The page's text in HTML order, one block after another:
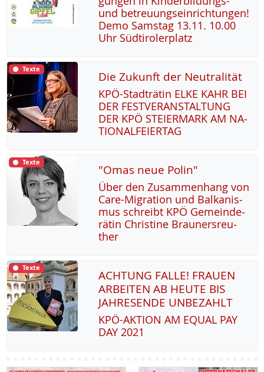
und be­t­reu­ung­s­ein­rich­tun­gen!
De­mo Sams­tag 13.11. 10.00
Uhr Süd­t­i­ro­ler­platz
Texte Die Zukunft der Neutralität
KPÖ-Stadträ­tin EL­KE KAHR BEI
DER FEST­VER­AN­STAL­TUNG
DER KPÖ STEI­ER­MARK AM NA­
TIO­NAL­FEI­ER­TAG
Texte "Omas neue Polin"
Über den Zu­sam­men­hang von
Ca­re-Mi­g­ra­ti­on und Bal­ka­nis­
mus sch­reibt KPÖ Ge­mein­de­
rä­tin Chris­ti­ne Brau­n­ers­reu­
ther
Texte
ACHTUNG FALLE! FRAUEN
ARBEITEN AB HEUTE BIS
JAHRESENDE UNBEZAHLT
KPÖ-AK­TI­ON AM EQUAL PAY
DAY 2021